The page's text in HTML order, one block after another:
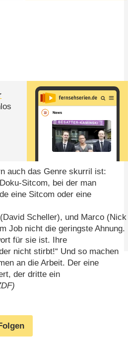
auch das Genre skurril ist:
Sitcom, bei der man
eine Sitcom oder eine
Scheller), und Marco (Nick
Job nicht die geringste Ahnung.
für sie ist. Ihre
nicht stirbt!“ Und so machen
an die Arbeit. Der eine
der dritte ein